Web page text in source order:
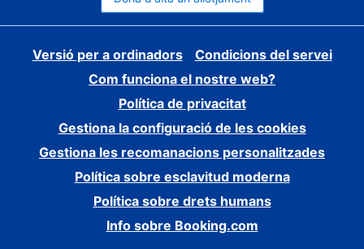
Versió per a ordinadors
Condicions del servei
Com funciona el nostre web?
Política de privacitat
Gestiona la configuració de les cookies
Gestiona les recomanacions personalitzades
Política sobre esclavitud moderna
Política sobre drets humans
Info sobre Booking.com